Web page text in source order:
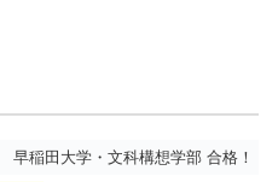
早稲田大学・文科構想学部 合格！